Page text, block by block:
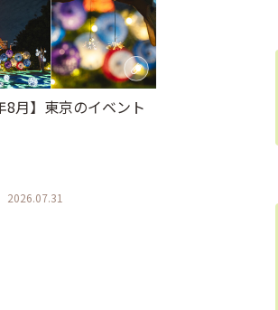
8月】東京のイベント
2026.07.31